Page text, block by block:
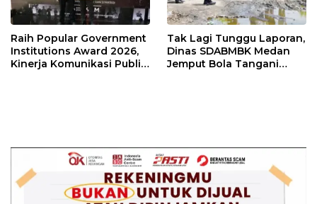
Raih Popular Government
Institutions Award 2026,
Kinerja Komunikasi Publik
Tak Lagi Tunggu Laporan,
Dinas SDABMBK Medan
Jemput Bola Tangani